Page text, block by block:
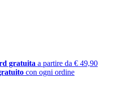
gratuita a partire da € 49,90
con ogni ordine